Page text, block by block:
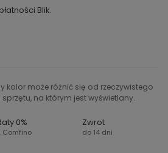
Blik.
kolor może różnić się od rzeczywistego
na którym jest wyświetlany.
0%
Comfino
Zwrot
do 14 dni